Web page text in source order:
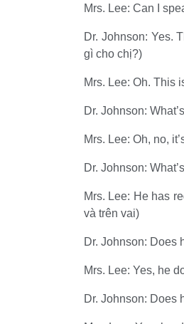
Mrs. Lee: Can I
Dr. Johnson: Yes.
gì cho chị?)
Mrs. Lee: Oh. This
Dr. Johnson:
Mrs. Lee: Oh, no,
Dr. Johnson:
Mrs. Lee: He has
và trên vai)
Dr. Johnson: Does
Mrs. Lee: Yes, he
Dr. Johnson: Does